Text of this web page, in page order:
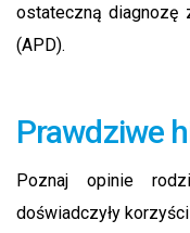
ostateczną diagnozę
(APD).
Prawdziwe
Poznaj opinie
doświadczyły